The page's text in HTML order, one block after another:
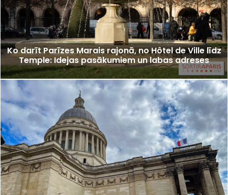
Ko darīt Parīzes Marais rajonā, no Hôtel de Ville līdz
Temple: Idejas pasākumiem un labas adreses